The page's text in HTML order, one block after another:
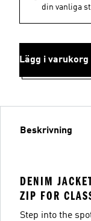
din vanliga
Lägg i varukorg
Beskrivning
DENIM
ZIP FOR
Step into the